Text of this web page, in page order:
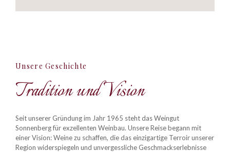
Unsere Geschichte
Tradition und Vision
Seit unserer Gründung im Jahr 1965 steht das Weingut
Sonnenberg für exzellenten Weinbau. Unsere Reise begann mit
einer Vision: Weine zu schaffen, die das einzigartige Terroir unserer
Region widerspiegeln und unvergessliche Geschmackserlebnisse